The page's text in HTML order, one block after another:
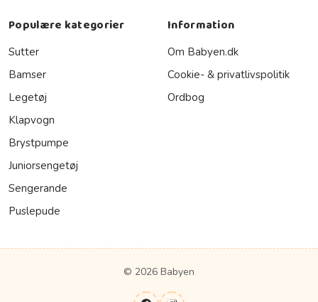
Populære kategorier
Sutter
Bamser
Legetøj
Klapvogn
Brystpumpe
Juniorsengetøj
Sengerande
Puslepude
Information
Om Babyen.dk
Cookie- & privatlivspolitik
Ordbog
© 2026 Babyen